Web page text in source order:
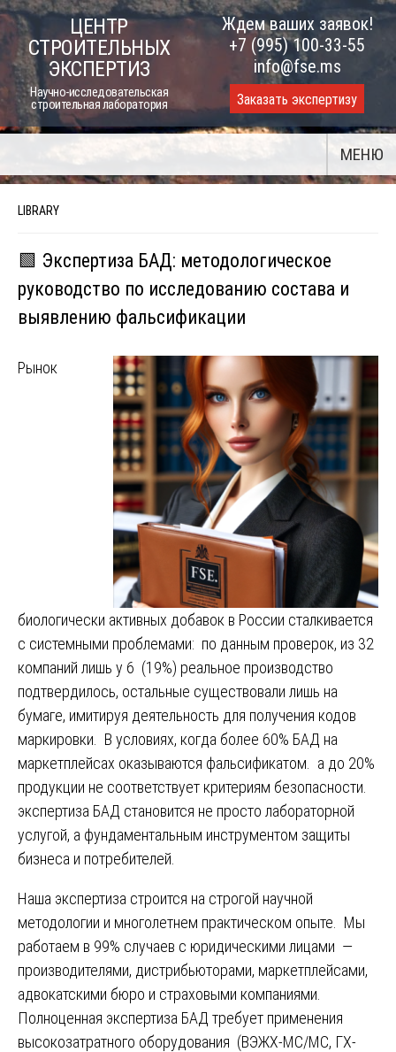
Skip
to
content
ЦЕНТР
СТРОИТЕЛЬНЫХ
ЭКСПЕРТИЗ
Научно-исследовательская
строительная лаборатория
Ждем ваших заявок!
+7 (995) 100-33-55
info@fse.ms
Заказать экспертизу
МЕНЮ
LIBRARY
🟩 Экспертиза БАД: методологическое
руководство по исследованию состава и
выявлению фальсификации
Рынок
биологически активных добавок в России сталкивается
с системными проблемами: по данным проверок, из 32
компаний лишь у 6 (19%) реальное производство
подтвердилось, остальные существовали лишь на
бумаге, имитируя деятельность для получения кодов
маркировки. В условиях, когда более 60% БАД на
маркетплейсах оказываются фальсификатом. а до 20%
продукции не соответствует критериям безопасности.
экспертиза БАД становится не просто лабораторной
услугой, а фундаментальным инструментом защиты
бизнеса и потребителей.
Наша экспертиза строится на строгой научной
методологии и многолетнем практическом опыте. Мы
работаем в 99% случаев с юридическими лицами —
производителями, дистрибьюторами, маркетплейсами,
адвокатскими бюро и страховыми компаниями.
Полноценная экспертиза БАД требует применения
высокозатратного оборудования (ВЭЖХ-МС/МС, ГХ-